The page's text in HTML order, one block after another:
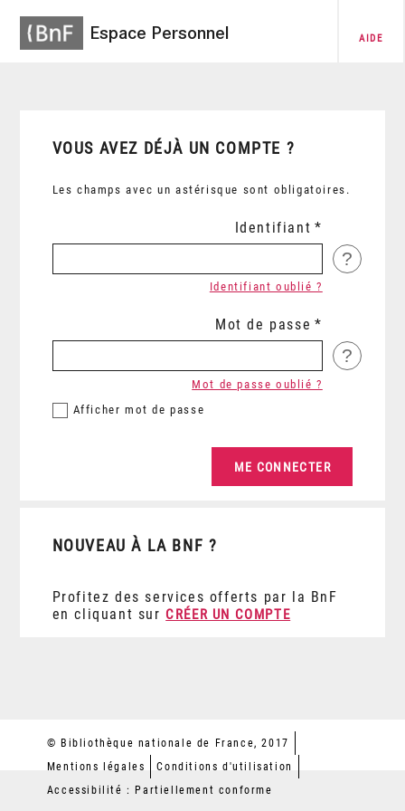
Espace Personnel AIDE
VOUS AVEZ DÉJÀ UN COMPTE ?
Les champs avec un astérisque sont obligatoires.
Identifiant
?
Identifiant oublié ?
Mot de passe
?
Afficher mot de passe
Mot de passe oublié ?
NOUVEAU À LA BNF ?
Profitez des services offerts par la BnF
en cliquant sur CRÉER UN COMPTE
© Bibliothèque nationale de France, 2017
Mentions légales
Conditions d'utilisation
Accessibilité : Partiellement conforme